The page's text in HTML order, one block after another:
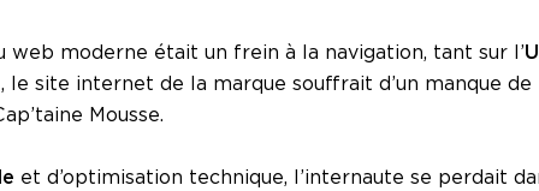
web moderne était un frein à la navigation, tant sur l’
site internet de la marque souffrait d’un manque
Mousse.
et d’optimisation technique, l’internaute se perdait